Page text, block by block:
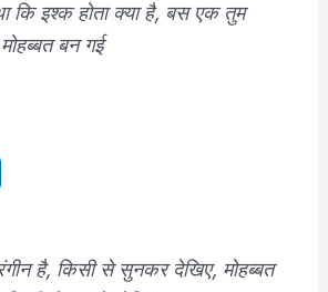
कि इश्क होता क्या है, बस एक तुम
बन गई
है, किसी से सुनकर देखिए, मोहब्बत